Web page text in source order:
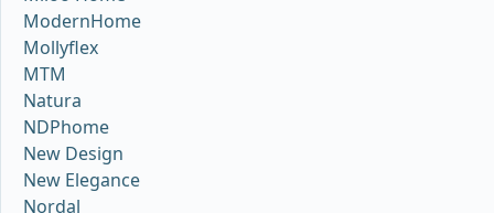
ModernHome
Mollyflex
MTM
Natura
NDPhome
New Design
New Elegance
Nordal